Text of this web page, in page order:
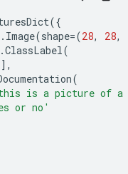
({
. Image(shape=(28, 28,
.ClassLabel(
],
(
this is a picture of
or no'